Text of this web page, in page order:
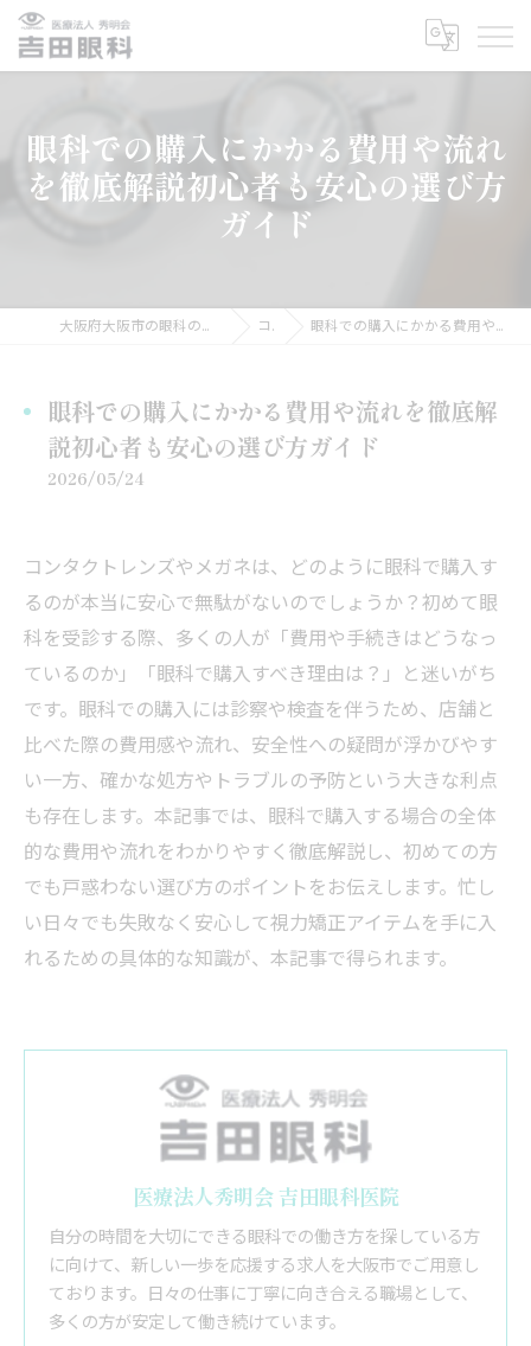
眼科での購入にかかる費用や流れ
を徹底解説初心者も安心の選び方
ガイド
大阪府大阪市の眼科の求人なら医療法人秀明会 吉田眼科医院 コラム 眼科での購入にかかる費用や流れを徹底解説初心者も安心の選び方ガイド
眼科での購入にかかる費用や流れを徹底解
説初心者も安心の選び方ガイド
2026/05/24
コンタクトレンズやメガネは、どのように眼科で購入す
るのが本当に安心で無駄がないのでしょうか？初めて眼
科を受診する際、多くの人が「費用や手続きはどうなっ
ているのか」「眼科で購入すべき理由は？」と迷いがち
です。眼科での購入には診察や検査を伴うため、店舗と
比べた際の費用感や流れ、安全性への疑問が浮かびやす
い一方、確かな処方やトラブルの予防という大きな利点
も存在します。本記事では、眼科で購入する場合の全体
的な費用や流れをわかりやすく徹底解説し、初めての方
でも戸惑わない選び方のポイントをお伝えします。忙し
い日々でも失敗なく安心して視力矯正アイテムを手に入
れるための具体的な知識が、本記事で得られます。
医療法人秀明会 吉田眼科医院
自分の時間を大切にできる眼科での働き方を探している方
に向けて、新しい一歩を応援する求人を大阪市でご用意し
ております。日々の仕事に丁寧に向き合える職場として、
多くの方が安定して働き続けています。